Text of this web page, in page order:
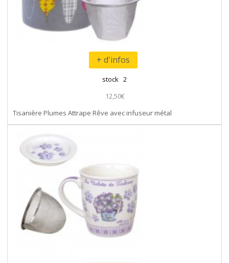
+ d'infos
stock 2
12,50€
Tisanière Plumes Attrape Rêve avec infuseur métal